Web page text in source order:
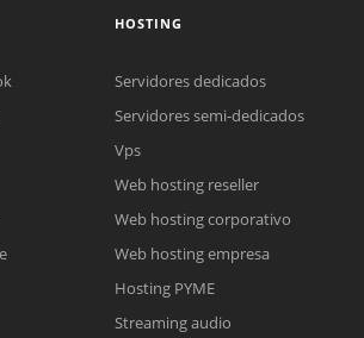
Reunión online
Meet para la reunión online.
Cotización
Chat Online
están fuera de línea. Complete el formulario
HOSTING
Servidores dedicados
Servidores semi-dedicados
Vps
Web hosting reseller
Web hosting corporativo
Web hosting empresa
Hosting PYME
Streaming audio